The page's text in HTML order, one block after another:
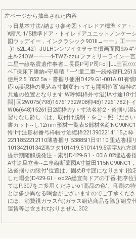
左ページから抽出された内容
ッ日基本寸法/納まり参考図トイレドア標準ドア・-
¥縮尺:1/5標準ドア・トイレドアユニットノンケー
図ウッデイー，インクラシック901ll→一一』工一
_)1.52L.42〕JULHンンツイタヲラモ慣画面図9み
主A-24OW一一一4-TWZ-zzロファミリーライン一
二星ー線格震遺作事省←長長P可P司Fd￨]LL三百
ペT保床下康納=守扇積「----'!量二重一続格寝FL251
使用2.5.“852.5a・嘗掴リ使用D429.G1-001A.01有
応!o誤認枠の見込み寸制変わっても開明位置"縦枠
共通の位置となります.W呼悼{枠外寸溢)IA寸途18寸
悶￨回2W075(798)16761732W08仰48)17261782ト
W06(648)15261日2縦枠カyト寸法名祢2・沓掴り湿
習りなし齢し〈は、取付け脱明・をご・照〈ださ
書カット~し12mm形材一覧表S部材名綜
怜!I寸注形材番号枠帳寸泊縦枠2213902214115よ粋
2211852212110薄沓掴リ‘53885I1日9110I里込沓橿リ
101342101342鴻フタ101419.5101419.5活字λれ方
提示期随解脱発注・索引D429-G1・00lA.02埋込沓
A寸途旦立金~ニ皇縦断薗図A寸益田115NC90NC1
込沓掴りの限付"位置は、固めB寸謹になります.{位
した唱会)D429-Gl・oo2A総宣向ドアの丁番.把亨位
てはP.307をご多用くださいo1高品の色"、印刷の
とは多少異なる喝舎がございますのでご了承くだ
にほ、消費視ガラス代(ガラス組込商品を除()‘組立
運賃等は含まれτおりまぜん.302